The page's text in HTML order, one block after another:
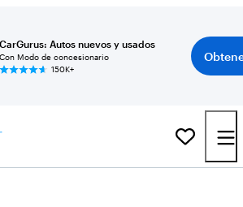
CarGurus: Autos nuevos y usados
Con Modo de concesionario
150K+